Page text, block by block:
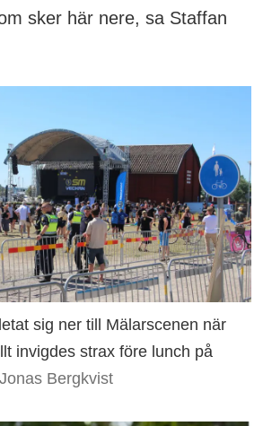
sker här nere, sa Staffan
sig ner till Mälarscenen när
invigdes strax före lunch på
Bergkvist